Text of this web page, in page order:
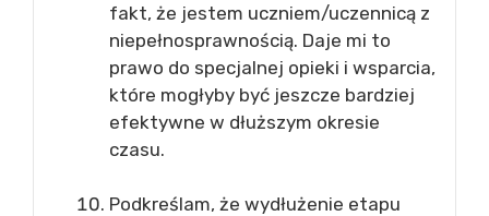
fakt, że jestem uczniem/uczennicą z
niepełnosprawnością. Daje mi to
prawo do specjalnej opieki i wsparcia,
które mogłyby być jeszcze bardziej
efektywne w dłuższym okresie
czasu.
Podkreślam, że wydłużenie etapu